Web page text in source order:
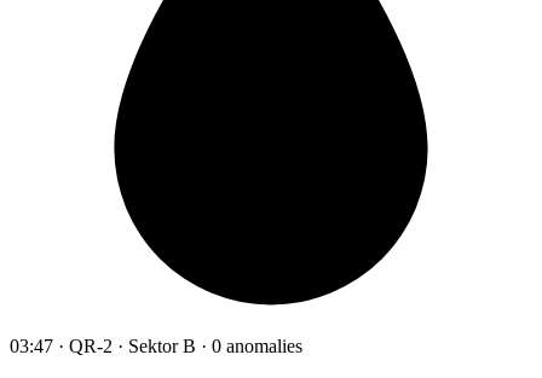
03:47 · QR-2 · Sektor B · 0 anomalies